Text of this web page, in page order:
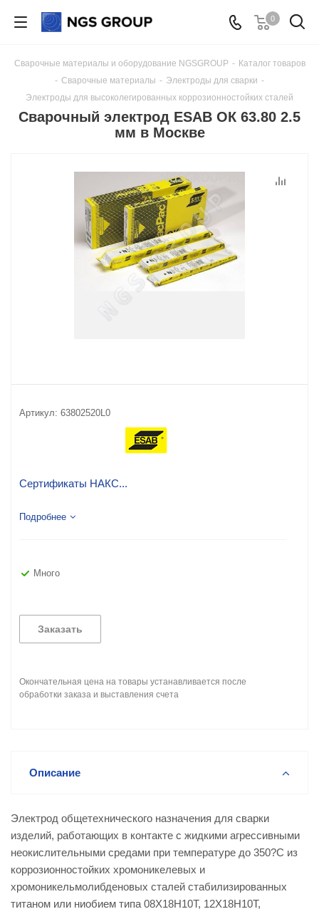
0
Сварочные материалы и оборудование NGSGROUP - Каталог товаров
- Сварочные материалы - Электроды для сварки -
Электроды для высоколегированных коррозионностойких сталей
Сварочный электрод ESAB ОК 63.80 2.5
мм в Москве
Артикул: 63802520L0
Сертификаты НАКС...
Подробнее
Много
Заказать
Окончательная цена на товары устанавливается после
обработки заказа и выставления счета
Описание
Электрод общетехнического назначения для сварки
изделий, работающих в контакте с жидкими агрессивными
неокислительными средами при температуре до 350?С из
коррозионностойких хромоникелевых и
хромоникельмолибденовых сталей стабилизированных
титаном или ниобием типа 08Х18Н10Т, 12Х18Н10Т,